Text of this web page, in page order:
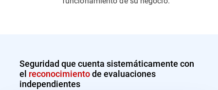
Seguridad que cuenta sistemáticamente con
el reconocimientode evaluaciones
independientes